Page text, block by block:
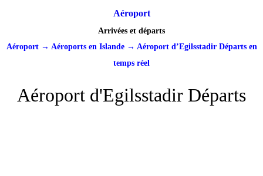
Aéroport
Arrivées et départs
Aéroport→ Aéroports en Islande→ Aéroport d’Egilsstadir Départs en
temps réel
Aéroport d'Egilsstadir Départs